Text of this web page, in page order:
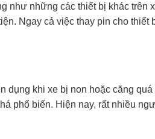
như những các thiết bị khác trên
Ngay cả việc thay pin cho thiết
dụng khi xe bị non hoặc căng
phổ biến. Hiện nay, rất nhiều